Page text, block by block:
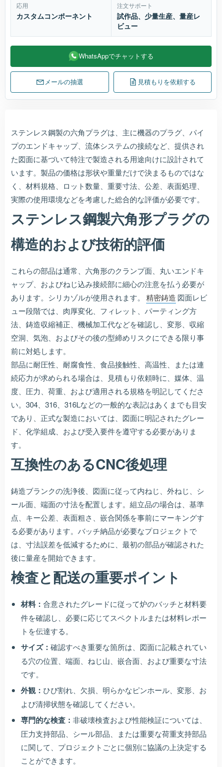
応用
カスタムコンポーネント
注文サポート
試作品、少量生産、量産レ
ビュー
WhatsAppでチャットする
メールの抽選 見積もりを依頼する
ステンレス鋼製の六角プラグは、主に機器のプラグ、パイ
プのエンドキャップ、流体システムの接続など、提供され
た図面に基づいて特注で製造される用途向けに設計されて
います。製品の価格は形状や重量だけで決まるものではな
く、材料規格、ロット数量、重要寸法、公差、表面処理、
実際の使用環境などを考慮した総合的な評価が必要です。
ステンレス鋼製六角形プラグの
構造的および技術的評価
これらの部品は通常、六角形のクランプ面、丸いエンドキ
ャップ、およびねじ込み接続部に細心の注意を払う必要が
あります。シリカゾルが使用されます。
精密鋳造 図面レビ
ュー段階では、肉厚変化、フィレット、パーティング方
法、鋳造収縮補正、機械加工代などを確認し、変形、収縮
空洞、気泡、およびその後の型締めリスクにできる限り事
前に対処します。
部品に耐圧性、耐腐食性、食品接触性、高温性、または連
続応力が求められる場合は、見積もり依頼時に、媒体、温
度、圧力、荷重、および適用される規格を明記してくださ
い。304、316、316Lなどの一般的な表記はあくまでも目安
であり、正式な製造においては、図面に明記されたグレー
ド、化学組成、および受入要件を遵守する必要がありま
す。
互換性のあるCNC後処理
鋳造ブランクの洗浄後、図面に従って内ねじ、外ねじ、シ
ール面、端面の寸法を配置します。組立品の場合は、基準
点、キー公差、表面粗さ、嵌合関係を事前にマーキングす
る必要があります。バッチ納品が必要なプロジェクトで
は、寸法誤差を低減するために、最初の部品が確認された
後に量産を開始できます。
検査と配送の重要ポイント
材料： 合意されたグレードに従って炉のバッチと材料要
件を確認し、必要に応じてスペクトルまたは材料レポー
トを伝達する。
サイズ： 確認すべき重要な箇所は、図面に記載されてい
る穴の位置、端面、ねじ山、嵌合面、および重要な寸法
です。
外観： ひび割れ、欠損、明らかなピンホール、変形、お
よび清掃状態を確認してください。
専門的な検査： 非破壊検査および性能検証については、
圧力支持部品、シール部品、または重要な荷重支持部品
に関して、プロジェクトごとに個別に協議の上決定する
ことができます。